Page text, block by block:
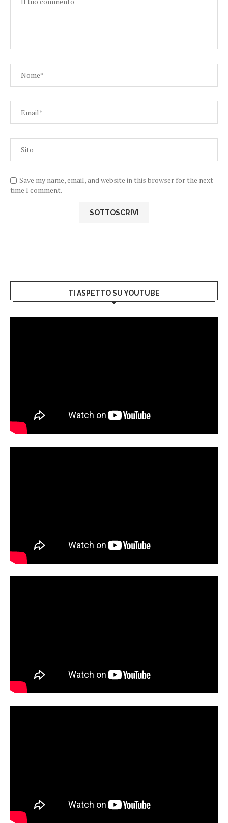
Save my name, email, and website in this browser for the next
time I comment.
TI ASPETTO SU YOUTUBE